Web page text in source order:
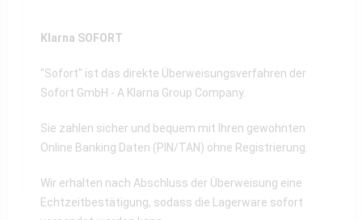
Klarna SOFORT
"Sofort" ist das direkte Überweisungsverfahren der
Sofort GmbH - A Klarna Group Company.
Sie zahlen sicher und bequem mit Ihren gewohnten
Online Banking Daten (PIN/TAN) ohne Registrierung.
Wir erhalten nach Abschluss der Überweisung eine
Echtzeitbestätigung, sodass die Lagerware sofort